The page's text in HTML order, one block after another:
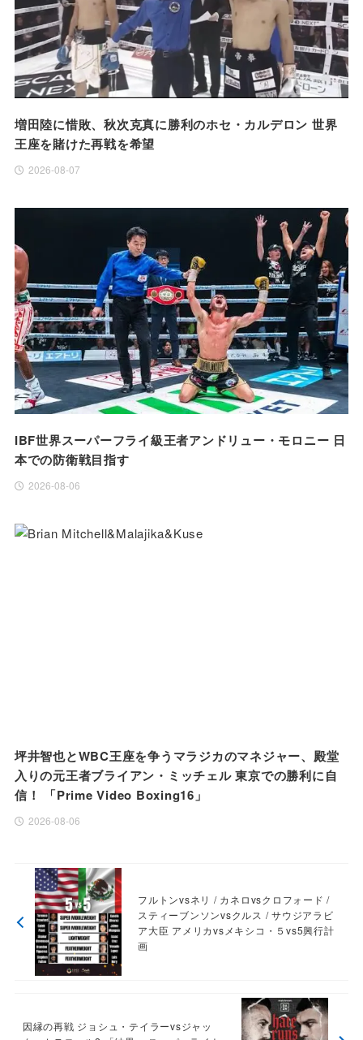
増田陸に惜敗、秋次克真に勝利のホセ・カルデロン 世界
王座を賭けた再戦を希望
2026-08-07
IBF世界スーパーフライ級王者アンドリュー・モロニー 日
本での防衛戦目指す
2026-08-06
坪井智也とWBC王座を争うマラジカのマネジャー、殿堂
入りの元王者ブライアン・ミッチェル 東京での勝利に自
信！ 「Prime Video Boxing16」
2026-08-06
フルトンvsネリ / カネロvsクロフォード /
スティーブンソンvsクルス / サウジアラビ
ア大臣 アメリカvsメキシコ・５vs5興行計
画
因縁の再戦 ジョシュ・テイラーvsジャッ